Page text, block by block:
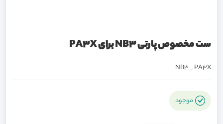
ست مخصوص پارتی NB3 برای PA3X
NB3 _ PA3X
موجود